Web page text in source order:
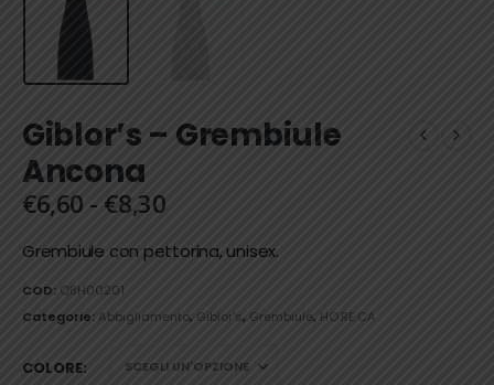
Giblor’s – Grembiule
Ancona
€6,60 - €8,30Fascia
prezzo:
a
Grembiule con pettorina, unisex.
COD: Q8H00201
Categorie:Abbigliamento, Giblor's, Grembiule, HO.RE.CA
COLORE